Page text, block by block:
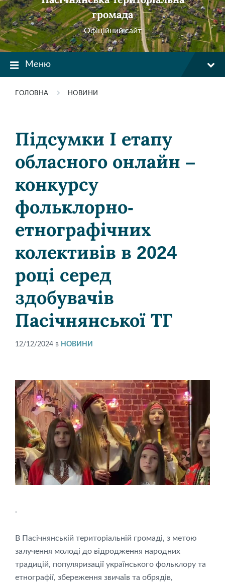
громада
Офіційний сайт
Меню
ГОЛОВНА НОВИНИ
Підсумки І етапу
обласного онлайн –
конкурсу
фольклорно-
етнографічних
колективів в 2024
році серед
здобувачів
Пасічнянської ТГ
12/12/2024 в НОВИНИ
.
В Пасічнянській територіальній громаді, з метою
залучення молоді до відродження народних
традицій, популяризації українського фольклору та
етнографії, збереження звичаїв та обрядів,